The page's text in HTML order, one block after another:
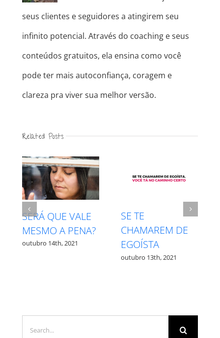
seus clientes e seguidores a atingirem seu
infinito potencial. Através do coaching e seus
conteúdos gratuitos, ela ensina como você
pode ter mais autoconfiança, coragem e
clareza pra viver sua melhor versão.
Related Posts
QUE VALE
A PENA?
14th, 2021
SE TE
CHAMAREM DE
outubro 13th, 2021
MEDO –